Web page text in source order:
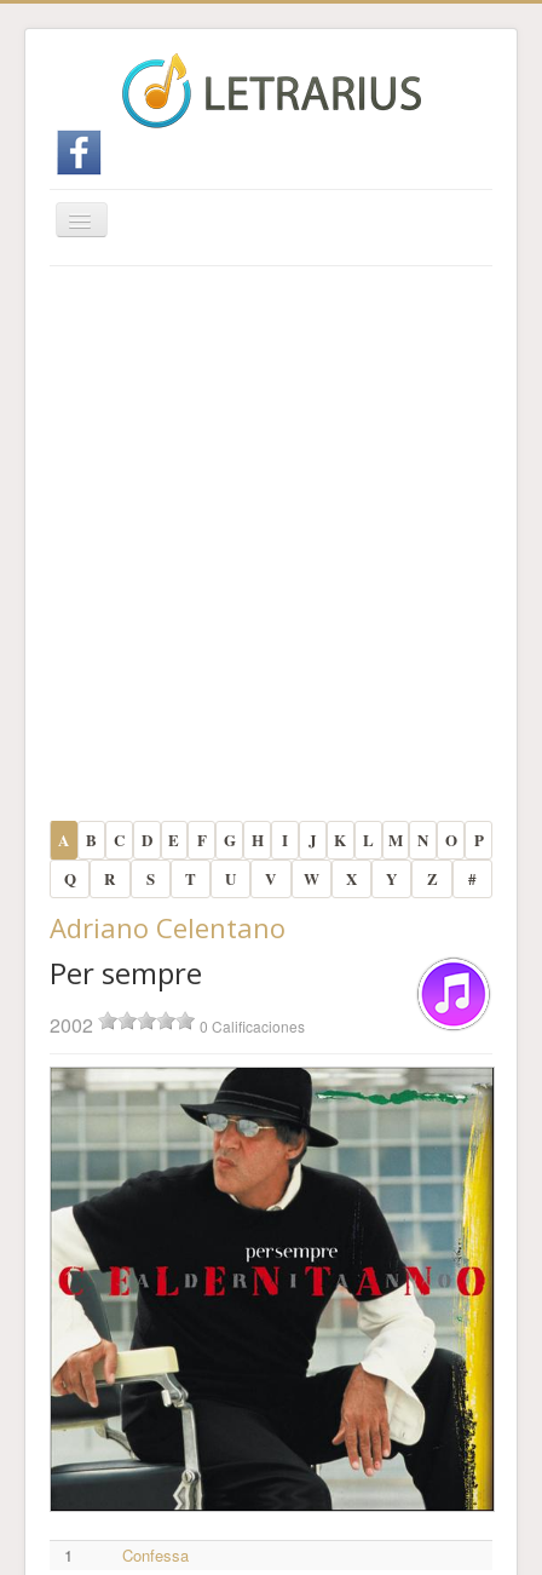
Cambiar
navegación
A B C D E F G H I J K L M N O
P
Q
R S T U V W X Y Z #
Adriano Celentano
Per sempre
2002 0 Calificaciones
1 Confessa